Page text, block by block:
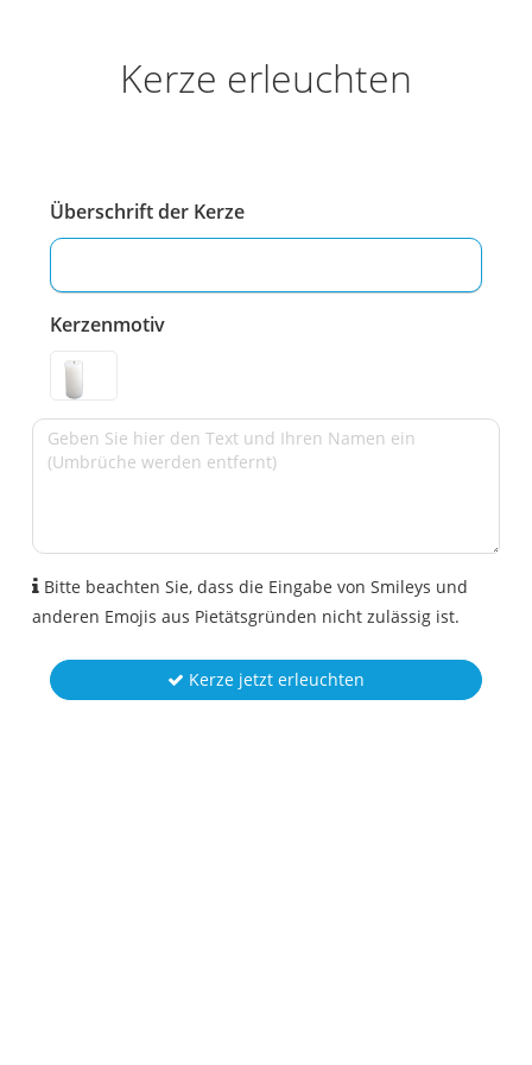
Kerze erleuchten
Überschrift der Kerze
Kerzenmotiv
Bitte beachten Sie, dass die Eingabe von Smileys und
anderen Emojis aus Pietätsgründen nicht zulässig ist.
Kerze jetzt erleuchten